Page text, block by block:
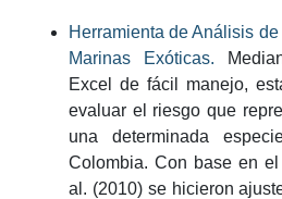
Herramienta de Análisis
Marinas Exóticas.
Excel de fácil manejo,
evaluar el riesgo que
una determinada
Colombia. Con base en
al. (2010) se hicieron